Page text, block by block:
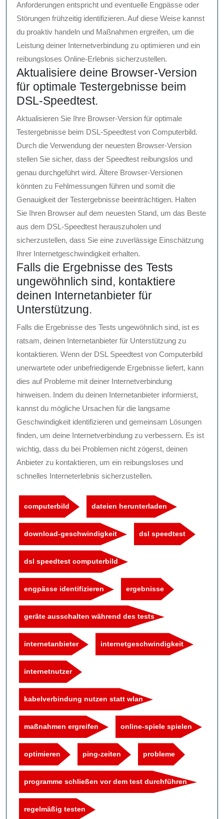
Anforderungen entspricht und eventuelle Engpässe oder
Störungen frühzeitig identifizieren. Auf diese Weise kannst
du proaktiv handeln und Maßnahmen ergreifen, um die
Leistung deiner Internetverbindung zu optimieren und ein
reibungsloses Online-Erlebnis sicherzustellen.
Aktualisiere deine Browser-Version
für optimale Testergebnisse beim
DSL-Speedtest.
Aktualisieren Sie Ihre Browser-Version für optimale
Testergebnisse beim DSL-Speedtest von Computerbild.
Durch die Verwendung der neuesten Browser-Version
stellen Sie sicher, dass der Speedtest reibungslos und
genau durchgeführt wird. Ältere Browser-Versionen
könnten zu Fehlmessungen führen und somit die
Genauigkeit der Testergebnisse beeinträchtigen. Halten
Sie Ihren Browser auf dem neuesten Stand, um das Beste
aus dem DSL-Speedtest herauszuholen und
sicherzustellen, dass Sie eine zuverlässige Einschätzung
Ihrer Internetgeschwindigkeit erhalten.
Falls die Ergebnisse des Tests
ungewöhnlich sind, kontaktiere
deinen Internetanbieter für
Unterstützung.
Falls die Ergebnisse des Tests ungewöhnlich sind, ist es
ratsam, deinen Internetanbieter für Unterstützung zu
kontaktieren. Wenn der DSL Speedtest von Computerbild
unerwartete oder unbefriedigende Ergebnisse liefert, kann
dies auf Probleme mit deiner Internetverbindung
hinweisen. Indem du deinen Internetanbieter informierst,
kannst du mögliche Ursachen für die langsame
Geschwindigkeit identifizieren und gemeinsam Lösungen
finden, um deine Internetverbindung zu verbessern. Es ist
wichtig, dass du bei Problemen nicht zögerst, deinen
Anbieter zu kontaktieren, um ein reibungsloses und
schnelles Interneterlebnis sicherzustellen.
computerbild dateien herunterladen
download-geschwindigkeit dsl speedtest
dsl speedtest computerbild
engpässe identifizieren ergebnisse
geräte ausschalten während des tests
internetanbieter internetgeschwindigkeit
internetnutzer
kabelverbindung nutzen statt wlan
maßnahmen ergreifen online-spiele spielen
optimieren ping-zeiten probleme
programme schließen vor dem test durchführen
regelmäßig testen